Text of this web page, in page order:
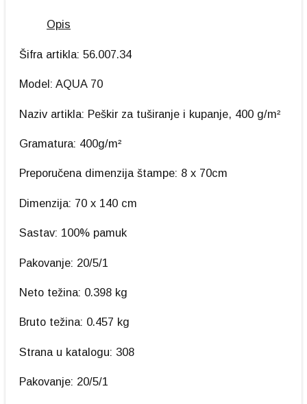
Opis
Šifra artikla: 56.007.34
Model: AQUA 70
Naziv artikla: Peškir za tuširanje i kupanje, 400 g/m²
Gramatura: 400g/m²
Preporučena dimenzija štampe: 8 x 70cm
Dimenzija: 70 x 140 cm
Sastav: 100% pamuk
Pakovanje: 20/5/1
Neto težina: 0.398 kg
Bruto težina: 0.457 kg
Strana u katalogu: 308
Pakovanje: 20/5/1